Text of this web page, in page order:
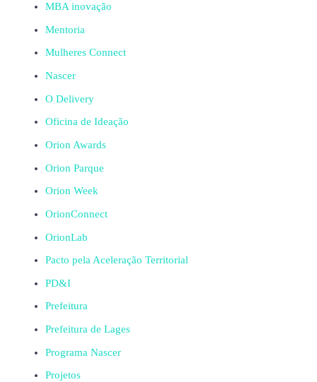
MBA inovação
Mentoria
Mulheres Connect
Nascer
O Delivery
Oficina de Ideação
Orion Awards
Orion Parque
Orion Week
OrionConnect
OrionLab
Pacto pela Aceleração Territorial
PD&I
Prefeitura
Prefeitura de Lages
Programa Nascer
Projetos